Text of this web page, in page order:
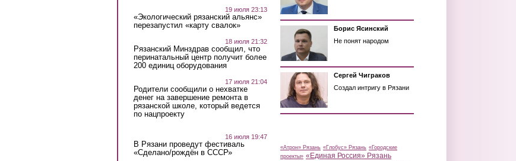
19 июля 23:13
«Экологический рязанский альянс»
перезапустил «карту свалок»
18 июля 21:32
Рязанский Минздрав сообщил, что
перинатальный центр получит более
200 единиц оборудования
17 июля 21:04
Родители сообщили о нехватке
денег на завершение ремонта в
рязанской школе, который ведется
по нацпроекту
16 июля 19:47
В Рязани проведут фестиваль
«Сделано/рождён в СССР»
Борис Ясинский
Не понят народом
Сергей Чиграков
Создал интригу в Рязани
«Атрон» Рязань «Глобус» Рязань «Городские
проекты» «Единая Россия» Рязань